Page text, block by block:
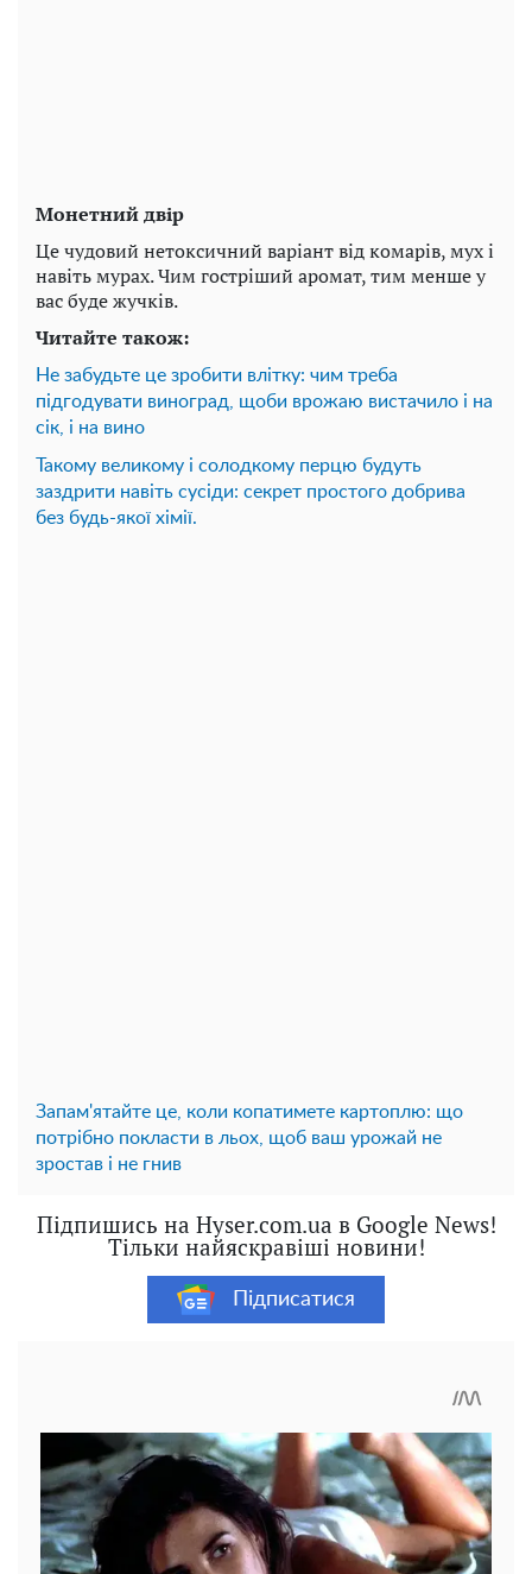
Монетний двір
Це чудовий нетоксичний варіант від комарів, мух і
навіть мурах. Чим гостріший аромат, тим менше у
вас буде жучків.
Читайте також:
Не забудьте це зробити влітку: чим треба
підгодувати виноград, щоби врожаю вистачило і на
сік, і на вино
Такому великому і солодкому перцю будуть
заздрити навіть сусіди: секрет простого добрива
без будь-якої хімії.
Запам'ятайте це, коли копатимете картоплю: що
потрібно покласти в льох, щоб ваш урожай не
зростав і не гнив
Підпишись на Hyser.com.ua в Google News!
Тільки найяскравіші новини!
Підписатися